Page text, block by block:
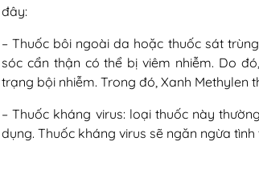
đây:
– Thuốc bôi ngoài da hoặc thuốc sát
sóc cẩn thận có thể bị viêm nhiễm. Do
trạng bội nhiễm. Trong đó, Xanh Methylen
– Thuốc kháng virus: loại thuốc này
dụng. Thuốc kháng virus sẽ ngăn ngừa